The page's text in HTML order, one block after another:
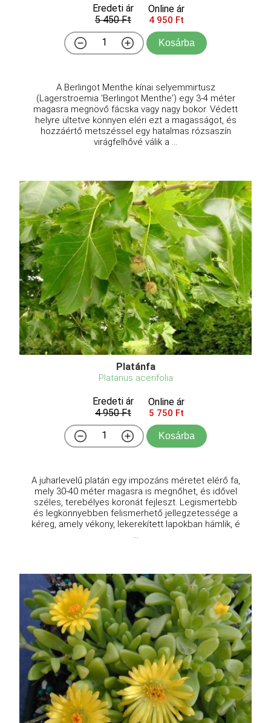
Eredeti ár
5 450 Ft
Online ár
4 950 Ft
Kosárba
A Berlingot Menthe kínai selyemmirtusz
(Lagerstroemia 'Berlingot Menthe') egy 3-4 méter
magasra megnövő fácska vagy nagy bokor. Védett
helyre ültetve könnyen eléri ezt a magasságot, és
hozzáértő metszéssel egy hatalmas rózsaszín
virágfelhővé válik a ...
Platánfa
Platanus acerifolia
Eredeti ár
4 950 Ft
Online ár
5 750 Ft
Kosárba
A juharlevelű platán egy impozáns méretet elérő fa,
mely 30-40 méter magasra is megnőhet, és idővel
széles, terebélyes koronát fejleszt. Legismertebb
és legkönnyebben felismerhető jellegzetessége a
kéreg, amely vékony, lekerekített lapokban hámlik, é
...